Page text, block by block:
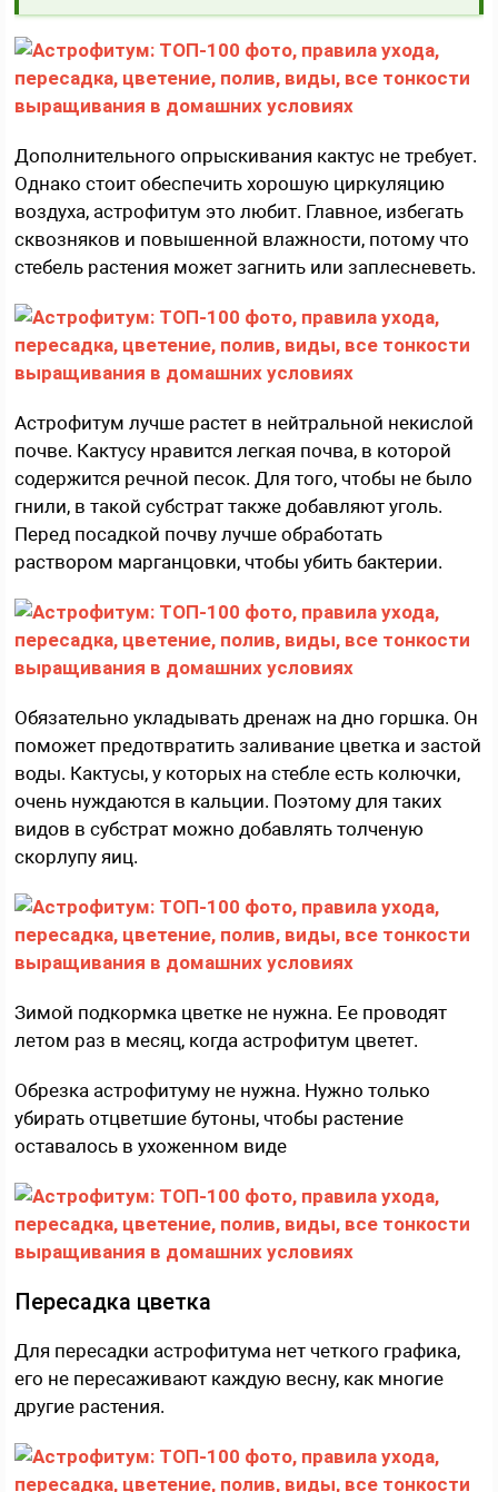
Дополнительного опрыскивания кактус не требует.
Однако стоит обеспечить хорошую циркуляцию
воздуха, астрофитум это любит. Главное, избегать
сквозняков и повышенной влажности, потому что
стебель растения может загнить или заплесневеть.
Астрофитум лучше растет в нейтральной некислой
почве. Кактусу нравится легкая почва, в которой
содержится речной песок. Для того, чтобы не было
гнили, в такой субстрат также добавляют уголь.
Перед посадкой почву лучше обработать
раствором марганцовки, чтобы убить бактерии.
Обязательно укладывать дренаж на дно горшка. Он
поможет предотвратить заливание цветка и застой
воды. Кактусы, у которых на стебле есть колючки,
очень нуждаются в кальции. Поэтому для таких
видов в субстрат можно добавлять толченую
скорлупу яиц.
Зимой подкормка цветке не нужна. Ее проводят
летом раз в месяц, когда астрофитум цветет.
Обрезка астрофитуму не нужна. Нужно только
убирать отцветшие бутоны, чтобы растение
оставалось в ухоженном виде
Пересадка цветка
Для пересадки астрофитума нет четкого графика,
его не пересаживают каждую весну, как многие
другие растения.